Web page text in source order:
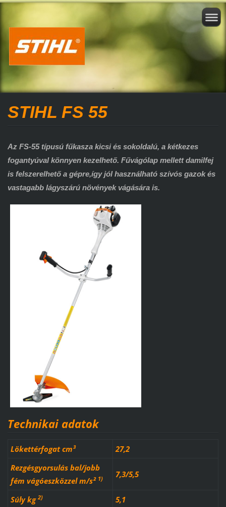
STIHL FS 55
Az FS-55 típusú fűkasza kicsi és sokoldalú, a kétkezes
fogantyúval könnyen kezelhető. Fűvágólap mellett damilfej
is felszerelhető a gépre,így jól használható szívós gazok és
vastagabb lágyszárú növények vágására is.
Technikai adatok
Lökettérfogat cm³
27,2
Rezgésgyorsulás bal/jobb
fém vágóeszközzel m/s² 1) 7,3/5,5
Súly kg2)
5,1